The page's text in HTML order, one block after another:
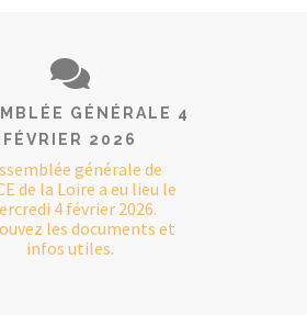
GÉNÉRALE 4
FÉVRIER 2026
générale de
de la Loire a eu lieu le
4 février 2026.
les documents et
infos utiles.